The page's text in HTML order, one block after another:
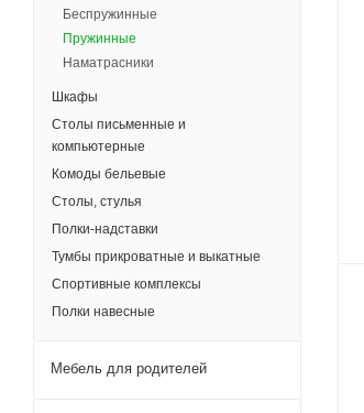
Беспружинные
Пружинные
Наматрасники
Шкафы
Столы письменные и
компьютерные
Комоды бельевые
Столы, стулья
Полки-надставки
Тумбы прикроватные и выкатные
Спортивные комплексы
Полки навесные
Мебель для родителей